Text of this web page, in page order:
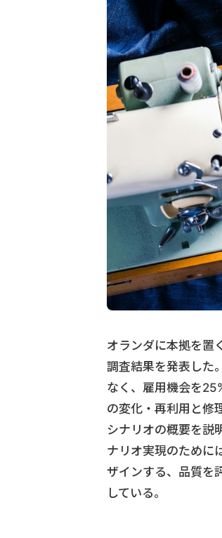
オランダに本拠を置
調査結果を発表した
なく、雇用機会を
の変化・再利用と修
シナリオの概要を説
ナリオ実現のために
ザインする、品質を
している。